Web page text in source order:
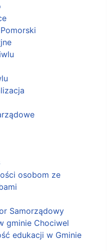
osobom ze
Samorządowy
gminie Chociwel
edukacji w Gminie